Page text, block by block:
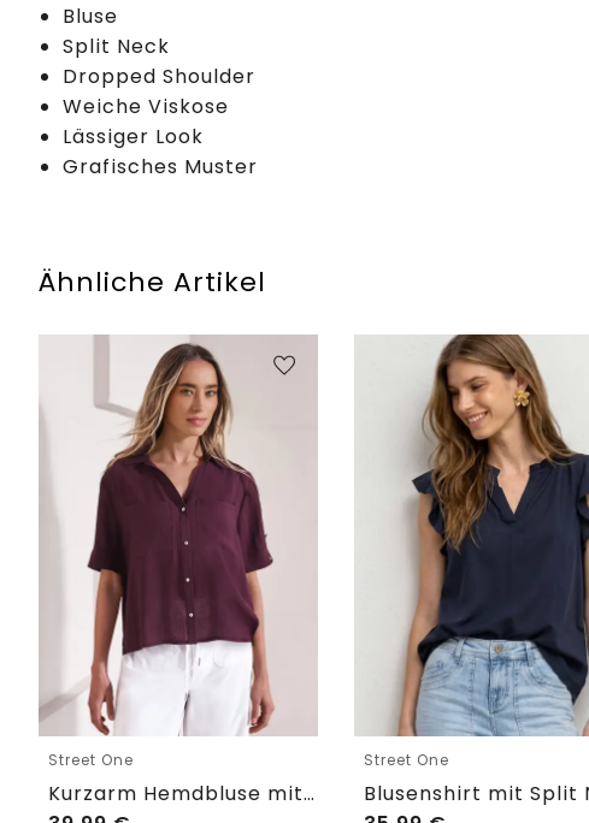
Bluse
Split Neck
Dropped Shoulder
Weiche Viskose
Lässiger Look
Grafisches Muster
Ähnliche Artikel
Street One
Kurzarm Hemdbluse mit Turn-Up-Details
Street One